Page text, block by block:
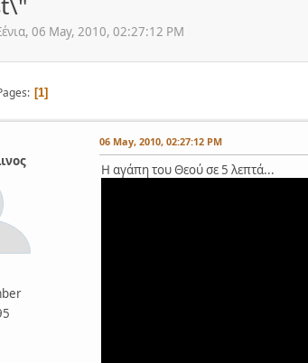
06 May, 2010, 02:27:12 PM
1
06 May, 2010, 02:27:12 PM
Η αγάπη του Θεού σε 5 λεπτά...